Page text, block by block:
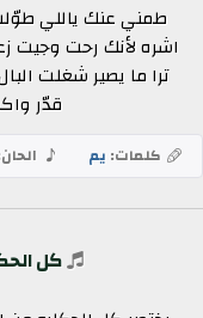
طمني عنك ياللي
اشره لأنك رحت وجيت
ترا ما يصير شغلت
قدّر
كلمات: يم
كل